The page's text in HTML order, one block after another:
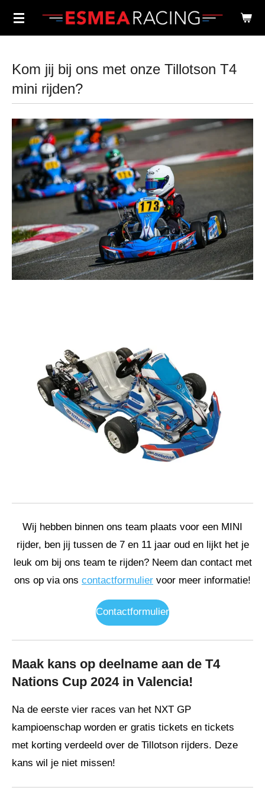
Ga
de
hoofdinhoud
Kom jij bij ons met onze Tillotson T4
mini rijden?
Wij hebben binnen ons team plaats voor een MINI
rijder, ben jij tussen de 7 en 11 jaar oud en lijkt het je
leuk om bij ons team te rijden? Neem dan contact met
ons op via ons contactformulier voor meer informatie!
Contactformulier
Maak kans op deelname aan de T4
Nations Cup 2024 in Valencia!
Na de eerste vier races van het NXT GP
kampioenschap worden er gratis tickets en tickets
met korting verdeeld over de Tillotson rijders. Deze
kans wil je niet missen!